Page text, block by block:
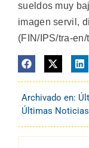
sueldos muy
imagen servil,
(FIN/IPS/tra-
Archivado en:
Últimas Noticias